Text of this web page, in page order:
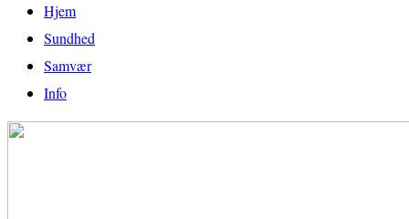
Hjem
Sundhed
Samvær
Info